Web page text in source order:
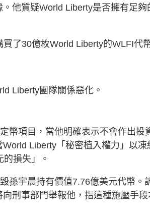
他質疑World Liberty是否擁有足夠
了30億枚World Liberty的WLFI代
Liberty團隊關係惡化。
幣項目，當他明確表示不會作出投
Liberty「秘密植入權力」以凍
損失」。
孫宇晨持有價值7.76億美元代幣。
刑事部門舉報他，指這種施壓手段